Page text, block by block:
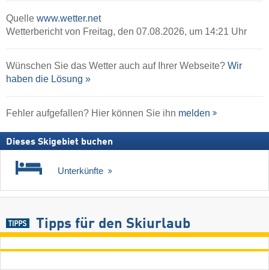
Quelle www.wetter.net
Wetterbericht von Freitag, den 07.08.2026, um 14:21 Uhr
Wünschen Sie das Wetter auch auf Ihrer Webseite? Wir
haben die Lösung »
Fehler aufgefallen? Hier können Sie ihn melden
Dieses Skigebiet buchen
Unterkünfte
Tipps für den Skiurlaub